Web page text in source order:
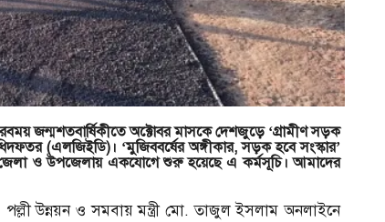
জন্মশতবার্ষিকীতে অক্টোবর মাসকে দেশজুড়ে ‘গ্রামীণ সড়ক
(এলজিইডি)। ‘মুজিববর্ষের অঙ্গীকার, সড়ক হবে সংস্কার’
জেলা ও উপজেলায় একযোগে শুরু হয়েছে এ কর্মসূচি। আমাদের
পল্লী উন্নয়ন ও সমবায় মন্ত্রী মো. তাজুল ইসলাম অনলাইনে